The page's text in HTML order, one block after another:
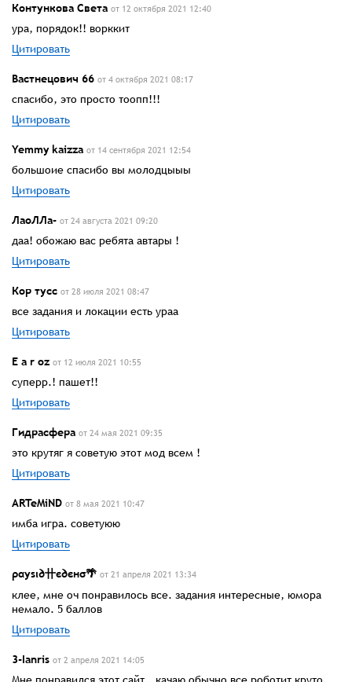
Контункова Света от 12 октября 2021 12:40
ура, порядок!! ворккит
Цитировать
Вастнецович 66 от 4 октября 2021 08:17
спасибо, это просто тоопп!!!
Цитировать
Yemmy kaizza от 14 сентября 2021 12:54
большоие спасибо вы молодцыыы
Цитировать
ЛаоЛЛа- от 24 августа 2021 09:20
даа! обожаю вас ребята автары !
Цитировать
Кор тусс от 28 июля 2021 08:47
все задания и локации есть ураа
Цитировать
E a r oz от 12 июля 2021 10:55
суперр.! пашет!!
Цитировать
Гидрасфера от 24 мая 2021 09:35
это крутяг я советую этот мод всем !
Цитировать
ARTeMiND от 8 мая 2021 10:47
имба игра. советуюю
Цитировать
ραуѕι∂卄є∂єнσ🌴 от 21 апреля 2021 13:34
клее, мне оч понравилось все. задания интересные, юмора
немало. 5 баллов
Цитировать
3-Ianris от 2 апреля 2021 14:05